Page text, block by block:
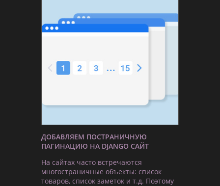
ДОБАВЛЯЕМ ПОСТРАНИЧНУЮ
ПАГИНАЦИЮ НА DJANGO САЙТ
На сайтах часто встречаются
многостраничные объекты: список
товаров, список заметок и т.д. Поэтому